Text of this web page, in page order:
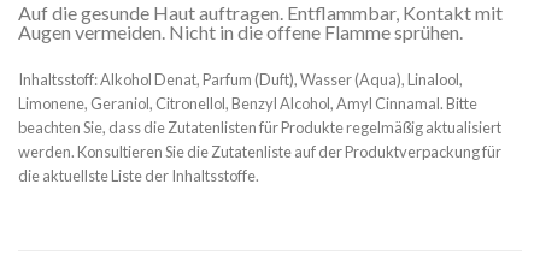
Auf die gesunde Haut auftragen. Entflammbar, Kontakt mit
Augen vermeiden. Nicht in die offene Flamme sprühen.
Inhaltsstoff: Alkohol Denat, Parfum (Duft), Wasser (Aqua), Linalool,
Limonene, Geraniol, Citronellol, Benzyl Alcohol, Amyl Cinnamal. Bitte
beachten Sie, dass die Zutatenlisten für Produkte regelmäßig aktualisiert
werden. Konsultieren Sie die Zutatenliste auf der Produktverpackung für
die aktuellste Liste der Inhaltsstoffe.